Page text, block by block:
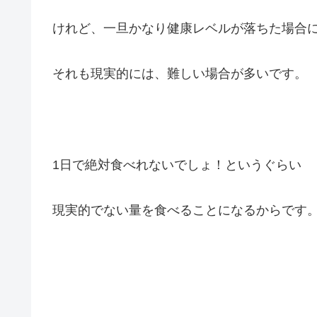
けれど、一旦かなり健康レベルが落ちた場合
それも現実的には、難しい場合が多いです。
1日で絶対食べれないでしょ！というぐらい
現実的でない量を食べることになるからです